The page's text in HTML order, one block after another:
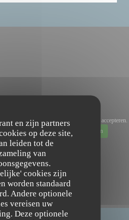
en zijn partners
op deze site,
leiden tot de
van
cookies zijn
worden standaard
Andere optionele
vereisen uw
Deze optionele
moet u Waze Map (Google) cookies accepteren.
locatiegegevens verzamelen.
Toestaan